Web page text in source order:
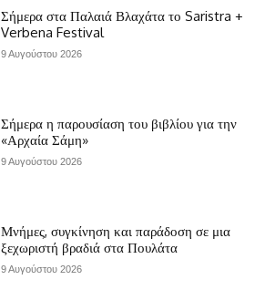
Σήμερα στα Παλαιά Βλαχάτα το Saristra +
Verbena Festival
9 Αυγούστου 2026
Σήμερα η παρουσίαση του βιβλίου για την
«Αρχαία Σάμη»
9 Αυγούστου 2026
Μνήμες, συγκίνηση και παράδοση σε μια
ξεχωριστή βραδιά στα Πουλάτα
9 Αυγούστου 2026